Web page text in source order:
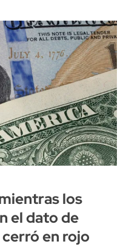
los
el dato de
en rojo